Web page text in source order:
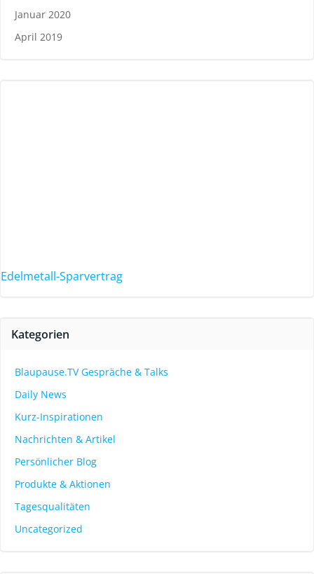
Januar 2020
April 2019
Edelmetall-Sparvertrag
Kategorien
Blaupause.TV Gespräche & Talks
Daily News
Kurz-Inspirationen
Nachrichten & Artikel
Persönlicher Blog
Produkte & Aktionen
Tagesqualitäten
Uncategorized